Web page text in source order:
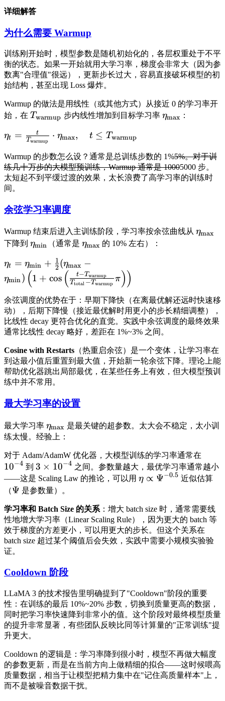
详细解答
为什么需要 Warmup
训练刚开始时，模型参数是随机初始化的，各层权重处于不平
衡的状态。如果一开始就用大学习率，梯度会非常大（因为参
数离"合理值"很远），更新步长过大，容易直接破坏模型的初
始结构，甚至出现 Loss 爆炸。
Warmup 的做法是用线性（或其他方式）从接近 0 的学习率开
始，在 Twarmup 步内线性增加到目标学习率 ηmax ：
ηt = Twarmup
t ⋅ ηmax, t ≤ Twarmup
Warmup 的步数怎么设？通常是总训练步数的 1%5%。对于训
练几十万步的大模型预训练，Warmup 通常是 10005000 步。
太短起不到平缓过渡的效果，太长浪费了高学习率的训练时
间。
余弦学习率调度
Warmup 结束后进入主训练阶段，学习率按余弦曲线从 ηmax
下降到 ηmin （通常是 ηmax 的 10% 左右）：
ηt = ηmin + 2
1 (ηmax −
ηmin) (1 + cos ( Ttotal −Twarmup
t−Twarmup π))
余弦调度的优势在于：早期下降快（在离最优解还远时快速移
动），后期下降慢（接近最优解时用更小的步长精细调整），
比线性 decay 更符合优化的直觉。实践中余弦调度的最终效果
通常比线性 decay 略好，差距在 1%~3% 之间。
Cosine with Restarts （热重启余弦）是一个变体，让学习率在
到达最小值后重置到最大值，开始新一轮余弦下降。理论上能
帮助优化器跳出局部最优，在某些任务上有效，但大模型预训
练中并不常用。
最大学习率的设置
最大学习率 ηmax 是最关键的超参数。太大会不稳定，太小训
练太慢。经验上：
对于 Adam/AdamW 优化器，大模型训练的学习率通常在
10−4 到 3 × 10−4 之间。参数量越大，最优学习率通常越小
——这是 Scaling Law 的推论，可以用 η ∝ Ψ−0.5 近似估算
（Ψ 是参数量）。
学习率和 Batch Size 的关系 ：增大 batch size 时，通常需要线
性地增大学习率（Linear Scaling Rule），因为更大的 batch 等
效于梯度的方差更小，可以用更大的步长。但这个关系在
batch size 超过某个阈值后会失效，实践中需要小规模实验验
证。
Cooldown 阶段
LLaMA 3 的技术报告里明确提到了"Cooldown"阶段的重要
性：在训练的最后 10%~20% 步数，切换到质量更高的数据，
同时把学习率快速降到非常小的值。这个阶段对最终模型质量
的提升非常显著，有些团队反映比同等计算量的"正常训练"提
升更大。
Cooldown 的逻辑是：学习率降到很小时，模型不再做大幅度
的参数更新，而是在当前方向上做精细的拟合——这时候喂高
质量数据，相当于让模型把精力集中在"记住高质量样本"上，
而不是被噪音数据干扰。